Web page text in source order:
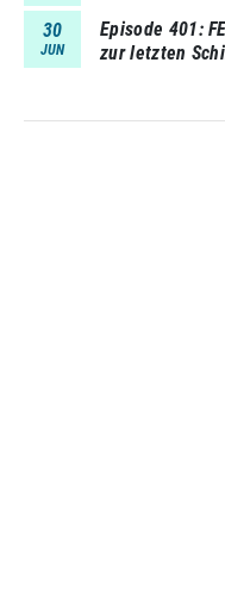
30
JUN
Episode 401
zur letzten